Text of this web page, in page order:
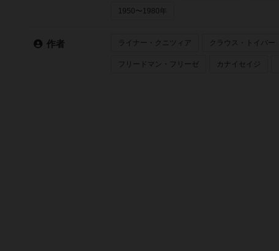
1950〜1980年
作者 ライナー・クニツィア クラウス・トイバー
フリードマン・フリーゼ カナイセイジ